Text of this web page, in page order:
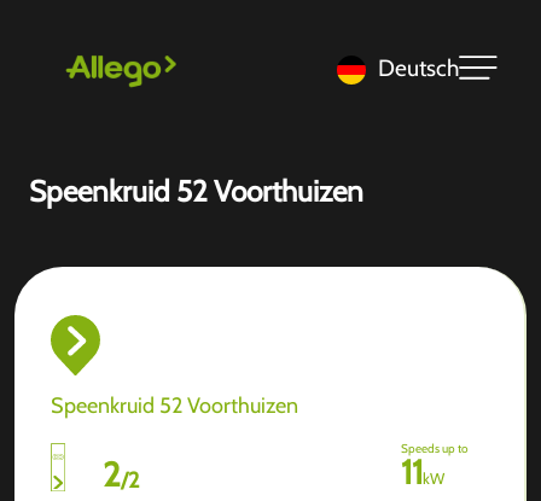
Deutsch
Speenkruid 52 Voorthuizen
Speenkruid 52 Voorthuizen
2/2
Speeds up to
11kW